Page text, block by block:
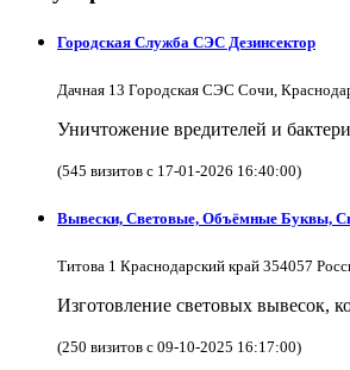
Городская Служба СЭС Дезинсектор
Дачная 13 Городская СЭС Сочи,
Уничтожение вредителей и
(545 визитов с 17-01-2026 16:40:00)
Вывески, Световые, Объёмные Буквы,
Титова 1 Краснодарский край 354057
Изготовление световых вывесок,
(250 визитов с 09-10-2025 16:17:00)